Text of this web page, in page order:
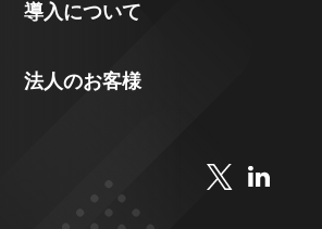
導入について
法人のお客様